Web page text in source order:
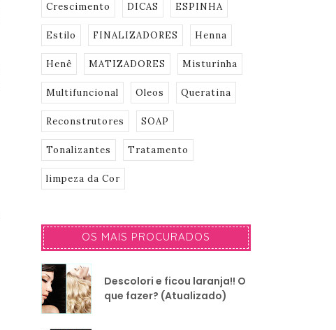
Crescimento DICAS ESPINHA
Estilo FINALIZADORES Henna
Henê MATIZADORES Misturinha
Multifuncional Oleos Queratina
Reconstrutores SOAP
Tonalizantes Tratamento
limpeza da Cor
OS MAIS PROCURADOS
Descolori e ficou laranja!! O
que fazer? (Atualizado)